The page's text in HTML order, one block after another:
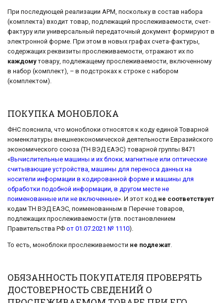
При последующей реализации АРМ, поскольку в состав набора
(комплекта) входит товар, подлежащий прослеживаемости, счет-
фактуру или универсальный передаточный документ формируют в
электронной форме. При этом в новых графах счета-фактуры,
содержащих реквизиты прослеживаемости, отражают их по
каждомутовару, подлежащему прослеживаемости, включенному
в набор (комплект), – в подстроках к строке с набором
(комплектом).
ПОКУПКА МОНОБЛОКА
ФНС пояснила, что моноблоки относятся к коду единой Товарной
номенклатуры внешнеэкономической деятельности Евразийского
экономического союза (ТН ВЭД ЕАЭС) товарной группы 8471
«Вычислительные машины и их блоки; магнитные или оптические
считывающие устройства, машины для переноса данных на
носители информации в кодированной форме и машины для
обработки подобной информации, в другом месте не
поименованные или не включенные». И этот код не соответствует
кодам ТН ВЭД ЕАЭС, поименованным в Перечне товаров,
подлежащих прослеживаемости (утв. постановлением
Правительства РФ от 01.07.2021 № 1110).
То есть, моноблоки прослеживаемости не подлежат
ОБЯЗАННОСТЬ ПОКУПАТЕЛЯ ПРОВЕРЯТЬ
ДОСТОВЕРНОСТЬ СВЕДЕНИЙ О